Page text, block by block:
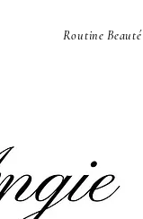
Routine Beauté